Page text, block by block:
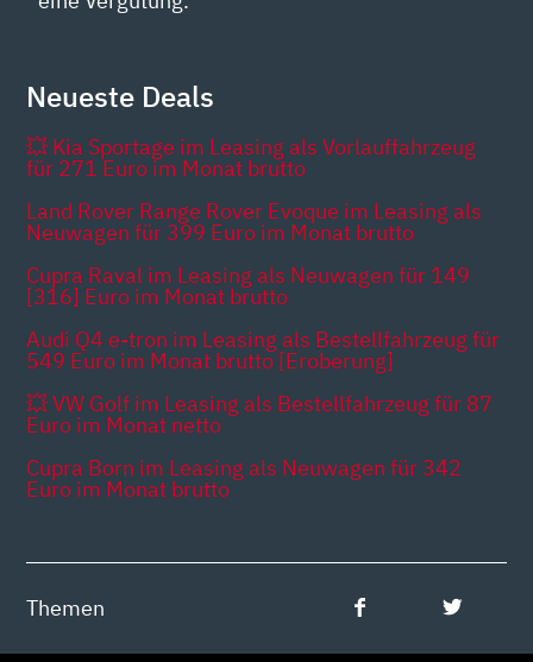
Neueste Deals
💥 Kia Sportage im Leasing als Vorlauffahrzeug
für 271 Euro im Monat brutto
Land Rover Range Rover Evoque im Leasing als
Neuwagen für 399 Euro im Monat brutto
Cupra Raval im Leasing als Neuwagen für 149
[316] Euro im Monat brutto
Audi Q4 e-tron im Leasing als Bestellfahrzeug für
549 Euro im Monat brutto [Eroberung]
💥 VW Golf im Leasing als Bestellfahrzeug für 87
Euro im Monat netto
Cupra Born im Leasing als Neuwagen für 342
Euro im Monat brutto
Themen